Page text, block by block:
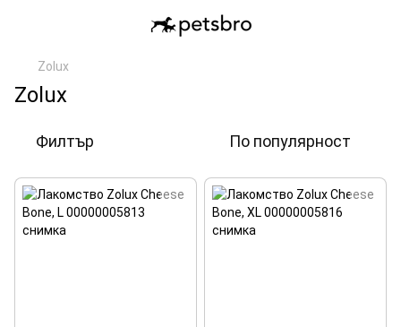
Zolux
Zolux
Филтър По популярност